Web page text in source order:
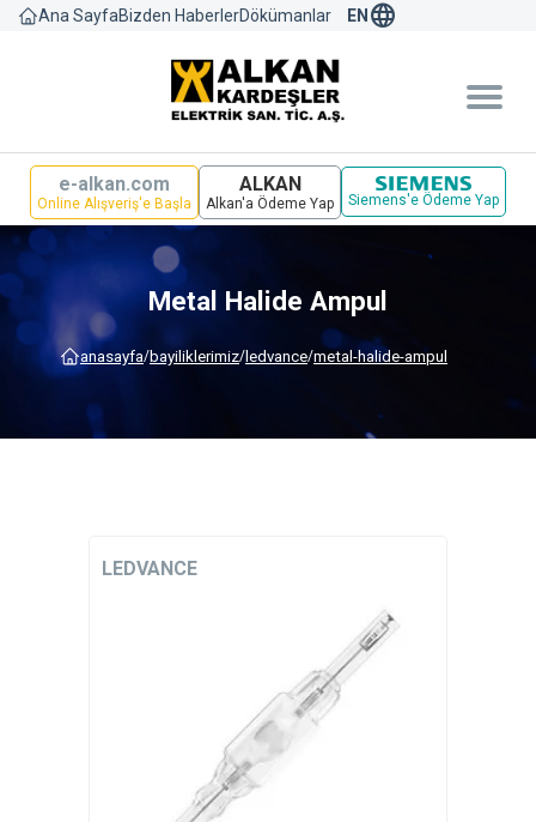
Ana SayfaBizden HaberlerDökümanlar EN language
e-alkan.com
Online Alışveriş'e Başla
ALKAN
Alkan'a Ödeme Yap Siemens'e Ödeme Yap
Metal Halide Ampul
anasayfa/bayi̇li̇kleri̇mi̇z/ ledvance/metal-halide-ampul
LEDVANCE